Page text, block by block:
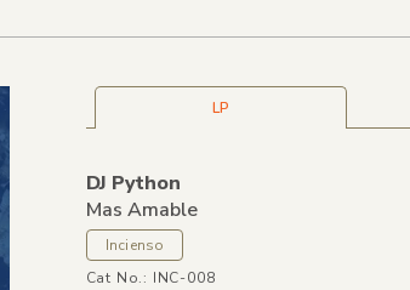
LP
DJ Python
Mas Amable
Incienso
Cat No.: INC-008